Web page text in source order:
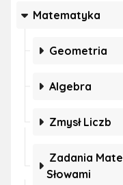
Matematyka
Geometria
Algebra
Zmysł Liczb
Zadania
Słowami